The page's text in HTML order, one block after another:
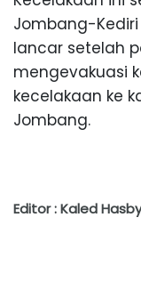
Jombang-
lancar setelah
mengevakuasi
kecelakaan ke
Jombang.
Editor : Kaled